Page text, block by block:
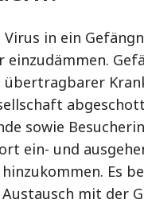
Virus in ein
einzudämmen.
übertragbarer
sowie
ein- und
Es
mit der